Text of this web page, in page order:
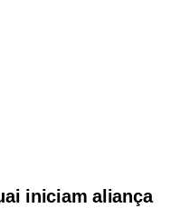
iniciam aliança